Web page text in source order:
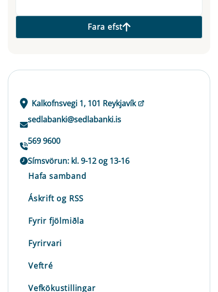
Fara efst
Kalkofnsvegi 1, 101 Reykjavík
sedlabanki@sedlabanki.is
569 9600
Símsvörun: kl. 9-12 og 13-16
Hafa samband
Áskrift og RSS
Fyrir fjölmiðla
Fyrirvari
Veftré
Vefkökustillingar